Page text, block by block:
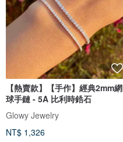
【熱賣款】【手作】經典2mm網
球手鏈 - 5A 比利時鋯石
Glowy Jewelry
NT$ 1,326